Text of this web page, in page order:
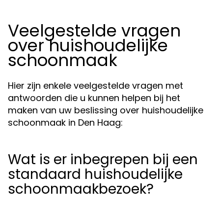
Veelgestelde vragen
over huishoudelijke
schoonmaak
Hier zijn enkele veelgestelde vragen met
antwoorden die u kunnen helpen bij het
maken van uw beslissing over huishoudelijke
schoonmaak in Den Haag:
Wat is er inbegrepen bij een
standaard huishoudelijke
schoonmaakbezoek?